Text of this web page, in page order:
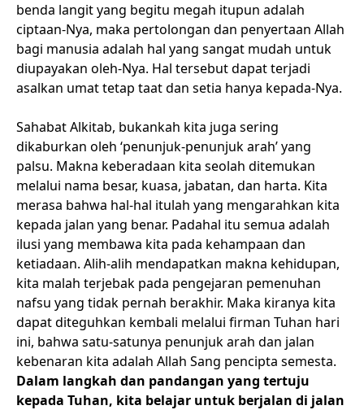
benda langit yang begitu megah itupun adalah
ciptaan-Nya, maka pertolongan dan penyertaan Allah
bagi manusia adalah hal yang sangat mudah untuk
diupayakan oleh-Nya. Hal tersebut dapat terjadi
asalkan umat tetap taat dan setia hanya kepada-Nya.
Sahabat Alkitab, bukankah kita juga sering
dikaburkan oleh ‘penunjuk-penunjuk arah’ yang
palsu. Makna keberadaan kita seolah ditemukan
melalui nama besar, kuasa, jabatan, dan harta. Kita
merasa bahwa hal-hal itulah yang mengarahkan kita
kepada jalan yang benar. Padahal itu semua adalah
ilusi yang membawa kita pada kehampaan dan
ketiadaan. Alih-alih mendapatkan makna kehidupan,
kita malah terjebak pada pengejaran pemenuhan
nafsu yang tidak pernah berakhir. Maka kiranya kita
dapat diteguhkan kembali melalui firman Tuhan hari
ini, bahwa satu-satunya penunjuk arah dan jalan
kebenaran kita adalah Allah Sang pencipta semesta.
Dalam langkah dan pandangan yang tertuju
kepada Tuhan, kita belajar untuk berjalan di jalan